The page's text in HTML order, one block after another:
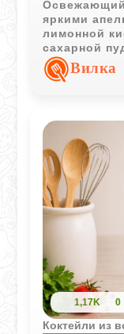
яркими
лимонной
сахарной
лёгким,Вилка
1,17K 0
Коктейли из